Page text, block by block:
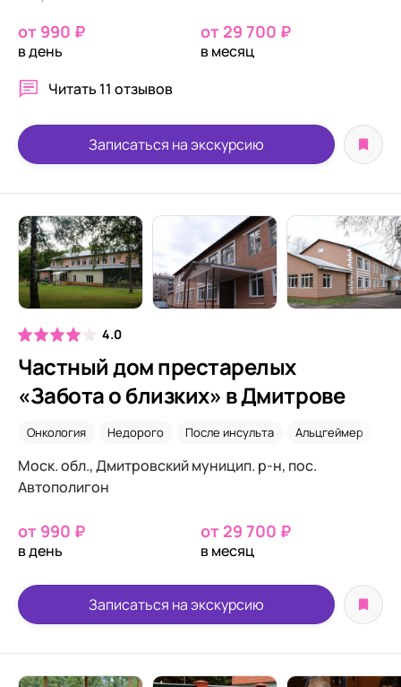
от 990 ₽
в день
от 29 700 ₽
в месяц
Читать 11 отзывов
Записаться на экскурсию
4.0
Частный дом престарелых
«Забота о близких» в Дмитрове
Онкология Недорого После инсульта Альцгеймер
Моск. обл., Дмитровский муницип. р-н, пос.
Автополигон
от 990 ₽
в день
от 29 700 ₽
в месяц
Записаться на экскурсию